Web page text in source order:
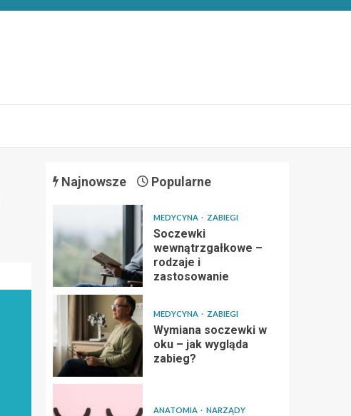
Najnowsze Popularne
MEDYCYNA ZABIEGI
Soczewki
wewnątrzgałkowe –
rodzaje i
zastosowanie
MEDYCYNA ZABIEGI
Wymiana soczewki w
oku – jak wygląda
zabieg?
ANATOMIA NARZĄDY